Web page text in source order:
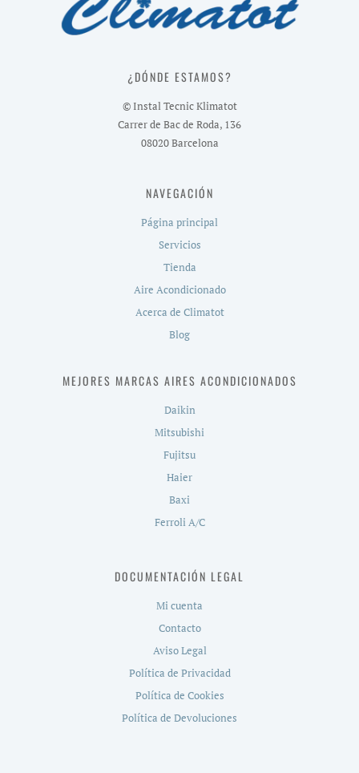
¿DÓNDE ESTAMOS?
© Instal Tecnic Klimatot
Carrer de Bac de Roda, 136
08020 Barcelona
NAVEGACIÓN
Página principal
Servicios
Tienda
Aire Acondicionado
Acerca de Climatot
Blog
MEJORES MARCAS AIRES ACONDICIONADOS
Daikin
Mitsubishi
Fujitsu
Haier
Baxi
Ferroli A/C
DOCUMENTACIÓN LEGAL
Mi cuenta
Contacto
Aviso Legal
Política de Privacidad
Política de Cookies
Política de Devoluciones